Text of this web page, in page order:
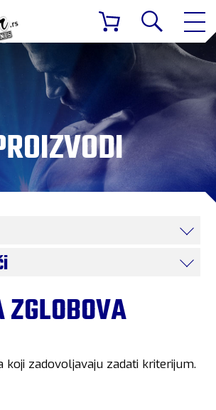
koji zadovoljavaju zadati kriterijum.